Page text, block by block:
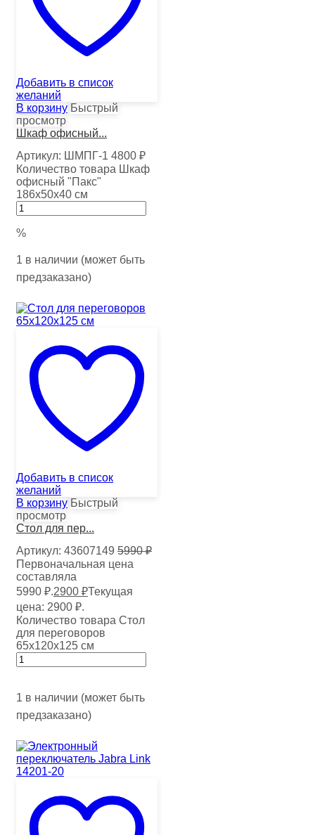
Добавить в список
желаний
В корзину Быстрый
просмотр
Шкаф офисный...
Артикул: ШМПГ-1 4800 ₽
Количество товара Шкаф
офисный "Пакс"
186х50х40 см
%
1 в наличии (может быть
предзаказано)
Добавить в список
желаний
В корзину Быстрый
просмотр
Стол для пер...
Артикул: 43607149 5990₽
Первоначальная цена
составляла
5990 ₽.2900 ₽Текущая
цена: 2900 ₽.
Количество товара Стол
для переговоров
65х120х125 см
1 в наличии (может быть
предзаказано)